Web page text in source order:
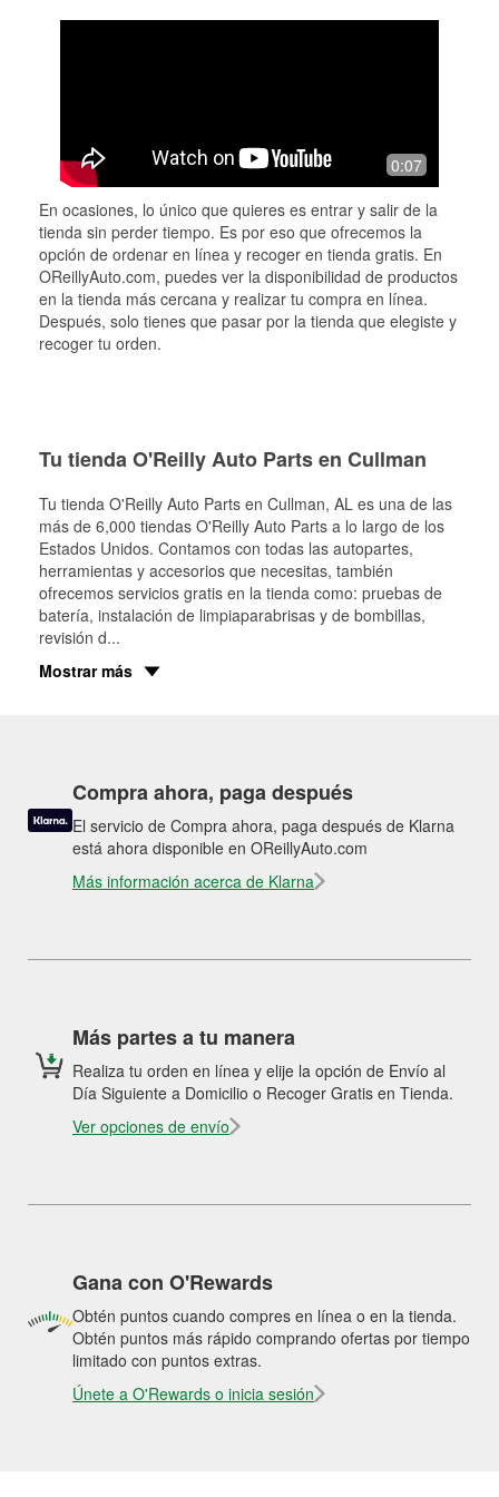
0:07
En ocasiones, lo único que quieres es entrar y salir de la
tienda sin perder tiempo. Es por eso que ofrecemos la
opción de ordenar en línea y recoger en tienda gratis. En
OReillyAuto.com, puedes ver la disponibilidad de productos
en la tienda más cercana y realizar tu compra en línea.
Después, solo tienes que pasar por la tienda que elegiste y
recoger tu orden.
Tu tienda O'Reilly Auto Parts en Cullman
Tu tienda O'Reilly Auto Parts en Cullman, AL es una de las
más de 6,000 tiendas O'Reilly Auto Parts a lo largo de los
Estados Unidos. Contamos con todas las autopartes,
herramientas y accesorios que necesitas, también
ofrecemos servicios gratis en la tienda como: pruebas de
batería, instalación de limpiaparabrisas y de bombillas,
revisión d...
Mostrar más
Compra ahora, paga después
El servicio de Compra ahora, paga después de Klarna
está ahora disponible en OReillyAuto.com
Más información acerca de Klarna
Más partes a tu manera
Realiza tu orden en línea y elije la opción de Envío al
Día Siguiente a Domicilio o Recoger Gratis en Tienda.
Ver opciones de envío
Gana con O'Rewards
Obtén puntos cuando compres en línea o en la tienda.
Obtén puntos más rápido comprando ofertas por tiempo
limitado con puntos extras.
Únete a O'Rewards o inicia sesión